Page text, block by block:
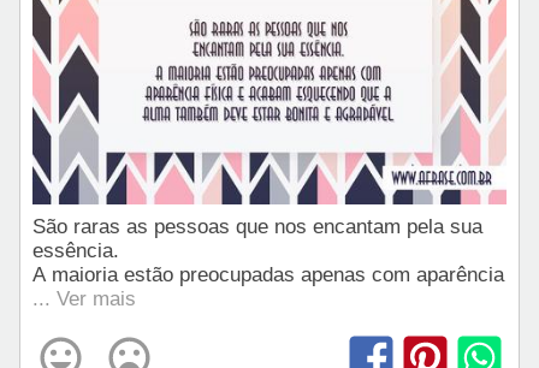
São raras as pessoas que nos encantam pela sua
essência.
A maioria estão preocupadas apenas com aparência
... Ver mais